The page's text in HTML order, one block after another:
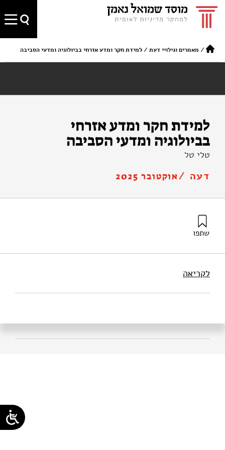
/ מאמרים וגילויי דעת /למידת חקר ומדע אזרחי בביולוגיה ומדעי הסביבה
למידת חקר ומדע אזרחי
בביולוגיה ומדעי הסביבה
טלי טל
דעה /אוקטובר 2025
שתפו
לקריאה